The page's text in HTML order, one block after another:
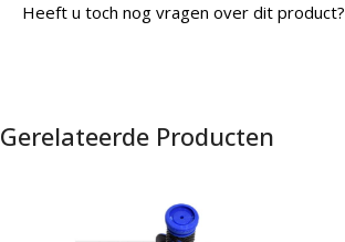
Heeft u toch nog vragen over dit
Gerelateerde Producten